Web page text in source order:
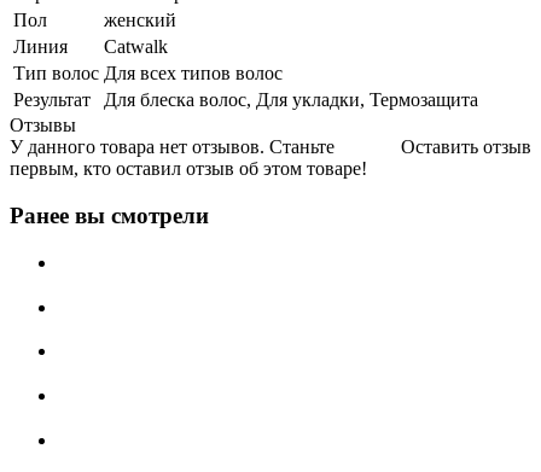
Пол
женский
Линия
Catwalk
Тип волос Для всех типов волос
Результат
Для блеска волос, Для укладки, Термозащита
Отзывы
Оставить отзыв
У данного товара нет отзывов. Станьте
первым, кто оставил отзыв об этом товаре!
Ранее вы смотрели